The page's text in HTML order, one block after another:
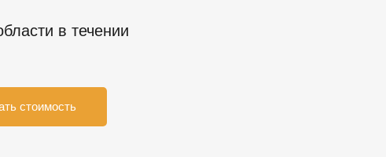
в течении
стоимость